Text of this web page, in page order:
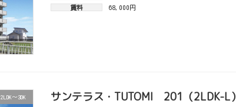
賃料
68,000円
2LDK～3DK サンテラス・TUTOMI 201（2LDK-L）